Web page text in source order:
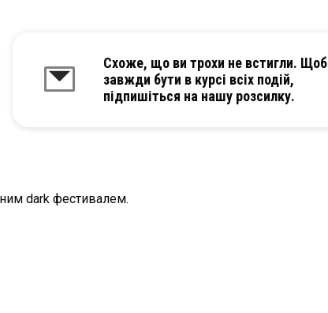
Схоже, що ви трохи не встигли. Щоб
завжди бути в курсі всіх подій,
підпишіться на нашу розсилку.
dark фестивалем.